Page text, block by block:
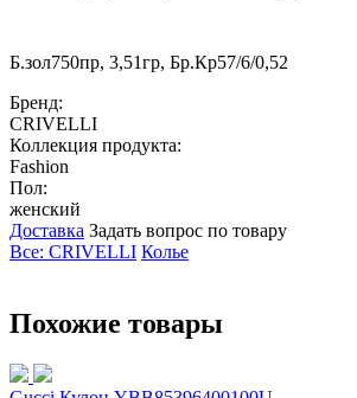
Б.зол750пр, 3,51гр, Бр.Кр57/6/0,52
Бренд:
CRIVELLI
Коллекция продукта:
Fashion
Пол:
женский
Доставка Задать вопрос по товару
Все: CRIVELLI Колье
Похожие товары